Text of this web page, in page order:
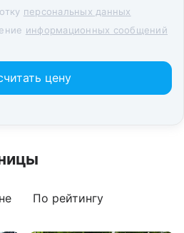
персональных данных
информационных сообщений
цену
По рейтингу